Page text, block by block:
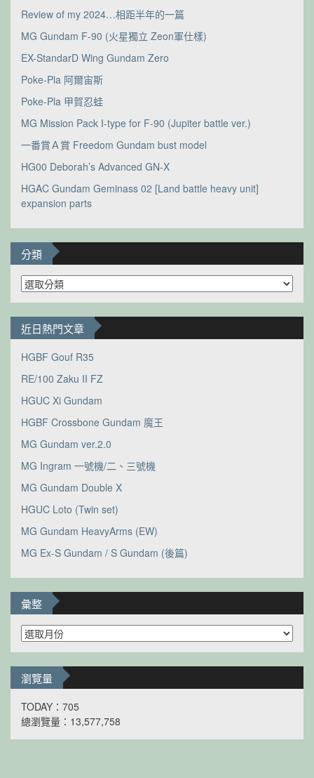
Review of my 2024…相距半年的一篇
MG Gundam F-90 (火星獨立 Zeon軍仕樣)
EX-StandarD Wing Gundam Zero
Poke-Pla 阿爾宙斯
Poke-Pla 甲賀忍蛙
MG Mission Pack I-type for F-90 (Jupiter battle ver.)
一番賞Ａ賞 Freedom Gundam bust model
HG00 Deborah’s Advanced GN-X
HGAC Gundam Geminass 02 [Land battle heavy unit]
expansion parts
分類
分
類
近日熱門文章
HGBF Gouf R35
RE/100 Zaku II FZ
HGUC Xi Gundam
HGBF Crossbone Gundam 魔王
MG Gundam ver.2.0
MG Ingram 一號機/二、三號機
MG Gundam Double X
HGUC Loto (Twin set)
MG Gundam HeavyArms (EW)
MG Ex-S Gundam / S Gundam (後篇)
彙整
彙
整
瀏覽量
TODAY：705
總瀏覽量：13,577,758